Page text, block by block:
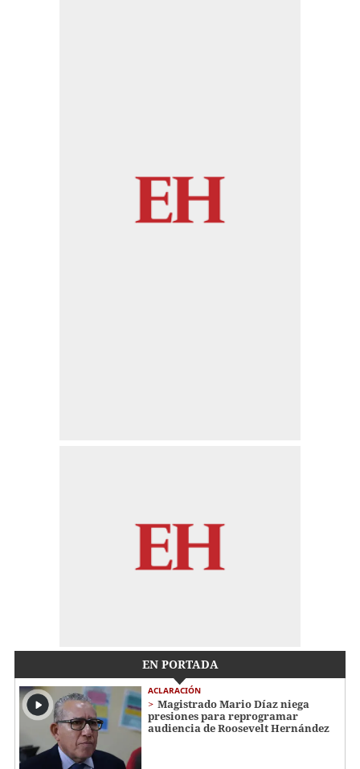
EN PORTADA
ACLARACIÓN
Magistrado Mario Díaz niega
presiones para reprogramar
audiencia de Roosevelt Hernández